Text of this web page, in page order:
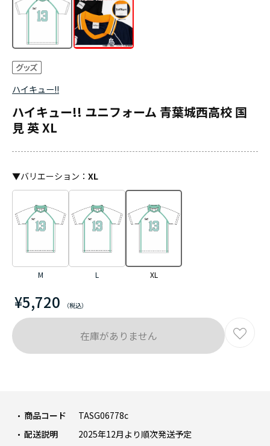
ハイキュー!!
ハイキュー!! ユニフォーム 青葉城西高校 国
見 英 XL
¥5,720
商品コード
TASG06778c
配送説明
2025年12月より順次発送予定
▼バリエーション ： XL
M L XL
在庫がありません